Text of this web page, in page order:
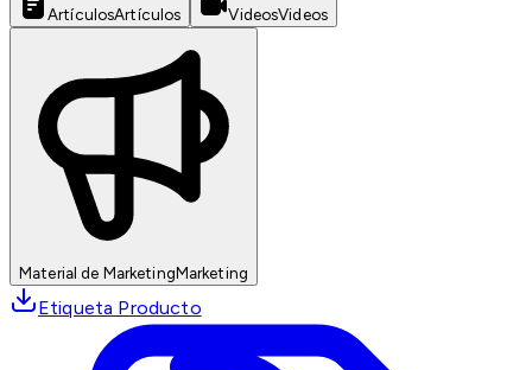
ArtículosArtículos VideosVideos
Material de MarketingMarketing
Etiqueta Producto